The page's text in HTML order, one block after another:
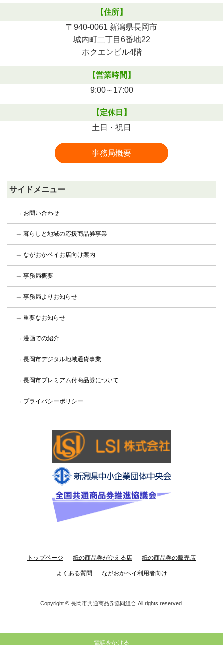
【住所】
〒940-0061 新潟県長岡市
城内町二丁目6番地22
ホクエンビル4階
【営業時間】
9:00～17:00
【定休日】
土日・祝日
事務局概要
サイドメニュー
お問い合わせ
暮らしと地域の応援商品券事業
ながおかペイお店向け案内
事務局概要
事務局よりお知らせ
重要なお知らせ
漫画での紹介
長岡市デジタル地域通貨事業
長岡市プレミアム付商品券について
プライバシーポリシー
電話をかける
トップページ 紙の商品券が使える店 紙の商品券の販売店
よくある質問 ながおかペイ利用者向け
Copyright © 長岡市共通商品券協同組合All rights reserved.